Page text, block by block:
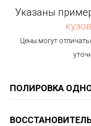
Указаны
Цены могут
ПОЛИРОВКА